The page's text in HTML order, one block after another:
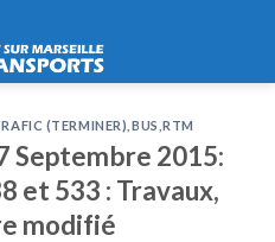
(TERMINER) BUS ,RTM
Septembre 2015:
et 533 : Travaux,
modifié